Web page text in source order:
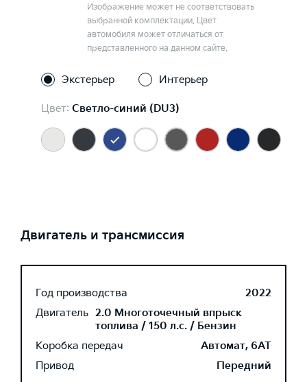
Изображение может не соответствовать
выбранной комплектации. Цвет
автомобиля может отличаться от
представленного на данном сайте.
Экстерьер Интерьер
Цвет: Светло-синий (DU3)
Двигатель и трансмиссия
Год производства
2022
Двигатель 2.0 Многоточечный впрыск
топлива / 150 л.с. / Бензин
Коробка передач
Автомат, 6AT
Привод
Передний